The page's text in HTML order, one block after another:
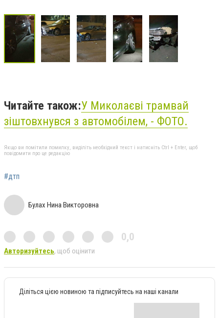
Читайте також:У Миколаєві трамвай
зіштовхнувся з автомобілем, - ФОТО.
Якщо ви помітили помилку, виділіть необхідний текст і натисніть Ctrl + Enter, щоб
повідомити про це редакцію
#дтп
Булах Нина Викторовна
0,0
Авторизуйтесь, щоб оцінити
Діліться цією новиною та підписуйтесь на наші канали